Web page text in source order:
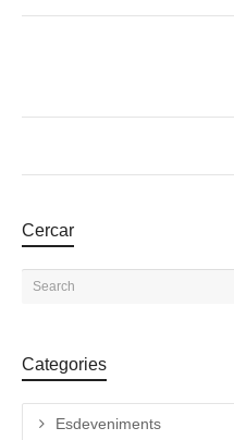
Cercar
Categories
Esdeveniments